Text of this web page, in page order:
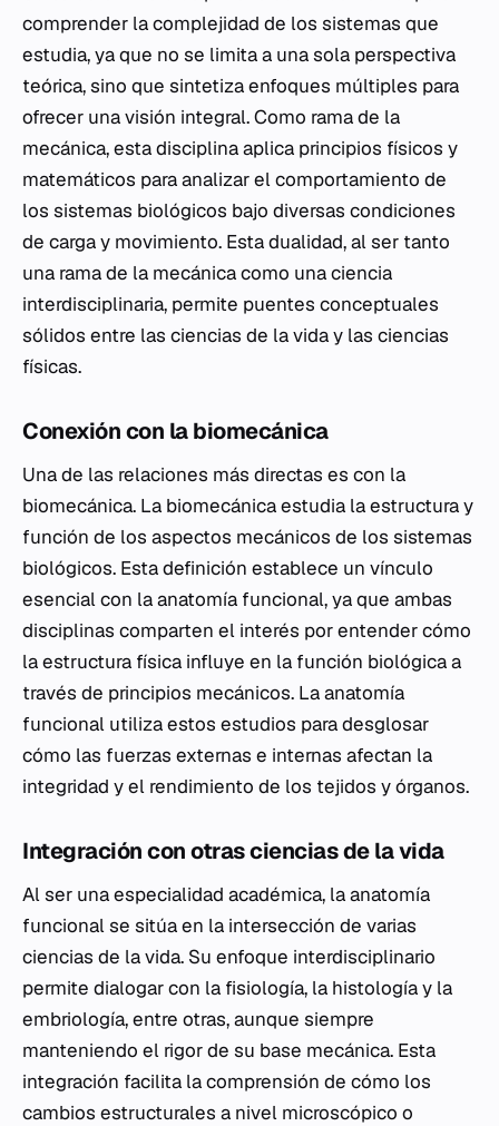
comprender la complejidad de los sistemas que
estudia, ya que no se limita a una sola perspectiva
teórica, sino que sintetiza enfoques múltiples para
ofrecer una visión integral. Como rama de la
mecánica, esta disciplina aplica principios físicos y
matemáticos para analizar el comportamiento de
los sistemas biológicos bajo diversas condiciones
de carga y movimiento. Esta dualidad, al ser tanto
una rama de la mecánica como una ciencia
interdisciplinaria, permite puentes conceptuales
sólidos entre las ciencias de la vida y las ciencias
físicas.
Conexión con la biomecánica
Una de las relaciones más directas es con la
biomecánica. La biomecánica estudia la estructura y
función de los aspectos mecánicos de los sistemas
biológicos. Esta definición establece un vínculo
esencial con la anatomía funcional, ya que ambas
disciplinas comparten el interés por entender cómo
la estructura física influye en la función biológica a
través de principios mecánicos. La anatomía
funcional utiliza estos estudios para desglosar
cómo las fuerzas externas e internas afectan la
integridad y el rendimiento de los tejidos y órganos.
Integración con otras ciencias de la vida
Al ser una especialidad académica, la anatomía
funcional se sitúa en la intersección de varias
ciencias de la vida. Su enfoque interdisciplinario
permite dialogar con la fisiología, la histología y la
embriología, entre otras, aunque siempre
manteniendo el rigor de su base mecánica. Esta
integración facilita la comprensión de cómo los
cambios estructurales a nivel microscópico o